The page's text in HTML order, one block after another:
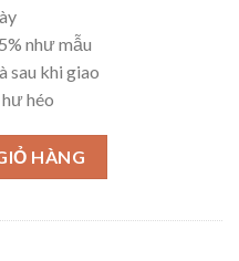
như mẫu
sau khi giao
héo
HÀNG